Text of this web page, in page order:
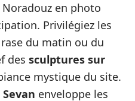
en photo
Privilégiez les
du matin ou du
des sculptures sur
mystique du site.
Sevan enveloppe les